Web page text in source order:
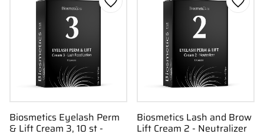
Biosmetics Eyelash Perm
& Lift Cream 3, 10 st -
Lägg till i favoriter
Biosmetics Lash and Brow
Lift Cream 2 - Neutralizer
Lägg